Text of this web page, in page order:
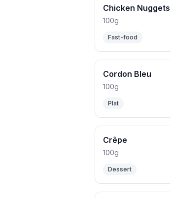
Chicken Nuggets
100g
Fast-food
Cordon Bleu
100g
Plat
Crêpe
100g
Dessert